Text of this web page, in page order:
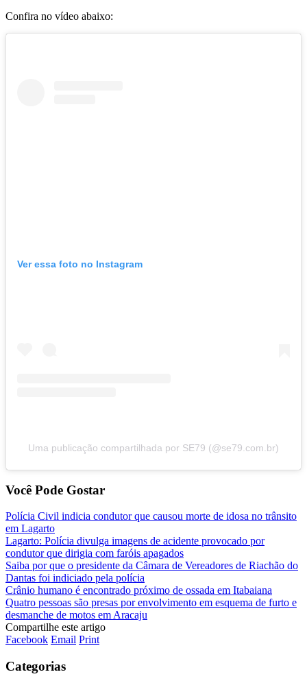
Confira no vídeo abaixo:
Ver essa foto no Instagram
Uma publicação compartilhada por SE79 (@se79.com.br)
Você Pode Gostar
Polícia Civil indicia condutor que causou morte de idosa no trânsito
em Lagarto
Lagarto: Polícia divulga imagens de acidente provocado por
condutor que dirigia com faróis apagados
Saiba por que o presidente da Câmara de Vereadores de Riachão do
Dantas foi indiciado pela polícia
Crânio humano é encontrado próximo de ossada em Itabaiana
Quatro pessoas são presas por envolvimento em esquema de furto e
desmanche de motos em Aracaju
Compartilhe este artigo
Facebook Email Print
Categorias